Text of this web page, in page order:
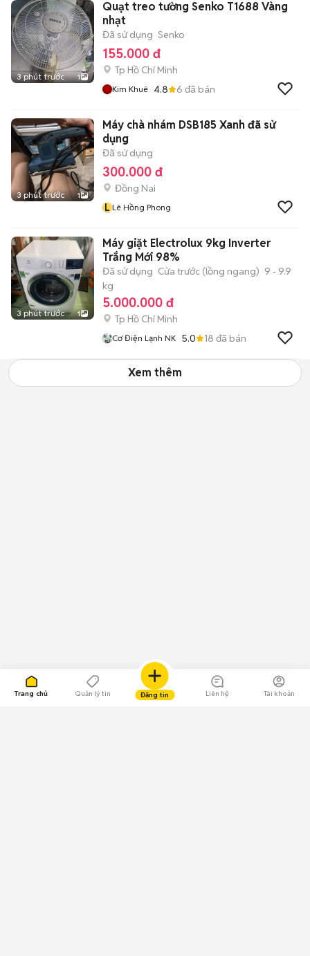
Trang chủ Quản lý tin Đăng tin Liên hệ Tài khoản
3 phút trước 1
Quạt treo tường Senko T1688 Vàng
nhạt
Đã sử dụng Senko
155.000 đ
Tp Hồ Chí Minh
Kim Khuê 4.8 6 đã bán
3 phút trước 1
Máy chà nhám DSB185 Xanh đã sử
dụng
Đã sử dụng
300.000 đ
Đồng Nai
L Lê Hồng Phong
3 phút trước 1
Máy giặt Electrolux 9kg Inverter
Trắng Mới 98%
Đã sử dụng Cửa trước (lồng ngang) 9 - 9.9
kg
5.000.000 đ
Tp Hồ Chí Minh
Cơ Điện Lạnh NK 5.0 18 đã bán
Xem thêm